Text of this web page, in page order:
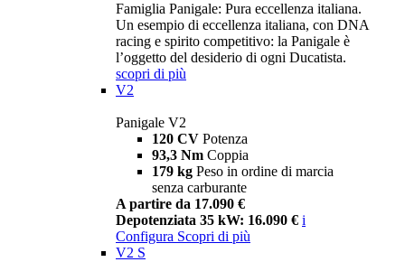
Famiglia Panigale: Pura eccellenza italiana.
Un esempio di eccellenza italiana, con DNA
racing e spirito competitivo: la Panigale è
l’oggetto del desiderio di ogni Ducatista.
scopri di più
V2
Panigale V2
120 CV Potenza
93,3 Nm Coppia
179 kg Peso in ordine di marcia
senza carburante
A partire da 17.090 €
Depotenziata 35 kW: 16.090 € i
Configura Scopri di più
V2 S